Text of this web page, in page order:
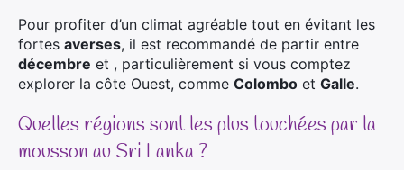
Pour profiter d’un climat agréable tout en évitant les
fortes averses, il est recommandé de partir entre
décembre et , particulièrement si vous comptez
explorer la côte Ouest, comme Colombo et Galle.
Quelles régions sont les plus touchées par la
mousson au Sri Lanka ?